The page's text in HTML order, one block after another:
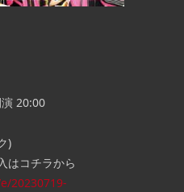
20:00
)
はコチラから
20230719-